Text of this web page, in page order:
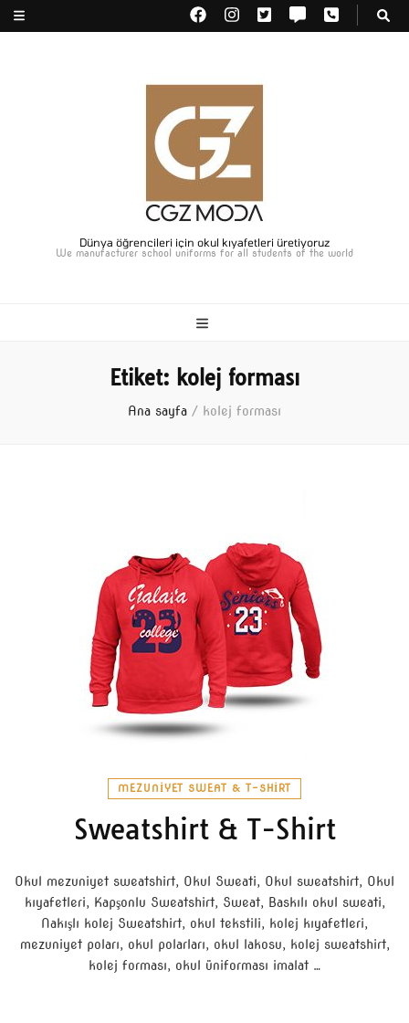
Dünya öğrencileri için okul kıyafetleri üretiyoruz
We manufacturer school uniforms for all students of the world
Etiket: kolej forması
Ana sayfa / kolej forması
MEZUNIYET SWEAT & T-SHIRT
Sweatshirt & T-Shirt
Okul mezuniyet sweatshirt, Okul Sweati, Okul sweatshirt, Okul
kıyafetleri, Kapşonlu Sweatshirt, Sweat, Baskılı okul sweati,
Nakışlı kolej Sweatshirt, okul tekstili, kolej kıyafetleri,
mezuniyet poları, okul polarları, okul lakosu, kolej sweatshirt,
kolej forması, okul üniforması imalat …